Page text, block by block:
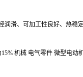
润滑、可加工性良好、热稳
机械 电气零件 微型电动